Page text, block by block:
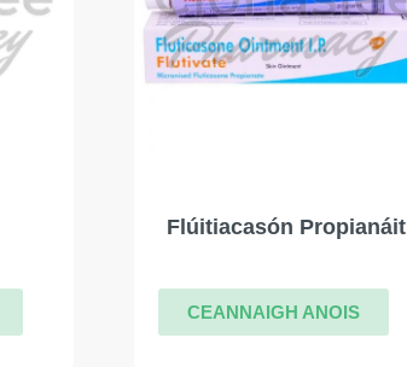
Flúitiacasón Propianáit
CEANNAIGH ANOIS